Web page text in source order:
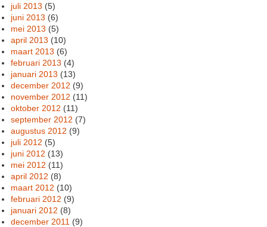
juli 2013 (5)
juni 2013 (6)
mei 2013 (5)
april 2013 (10)
maart 2013 (6)
februari 2013 (4)
januari 2013 (13)
december 2012 (9)
november 2012 (11)
oktober 2012 (11)
september 2012 (7)
augustus 2012 (9)
juli 2012 (5)
juni 2012 (13)
mei 2012 (11)
april 2012 (8)
maart 2012 (10)
februari 2012 (9)
januari 2012 (8)
december 2011 (9)